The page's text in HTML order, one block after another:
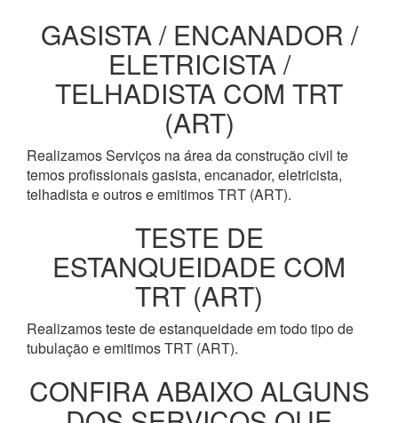
GASISTA / ENCANADOR /
ELETRICISTA /
TELHADISTA COM TRT
(ART)
Realizamos Serviços na área da construção civil te
temos profissionais gasista, encanador, eletricista,
telhadista e outros e emitimos TRT (ART).
TESTE DE
ESTANQUEIDADE COM
TRT (ART)
Realizamos teste de estanqueidade em todo tipo de
tubulação e emitimos TRT (ART).
CONFIRA ABAIXO ALGUNS